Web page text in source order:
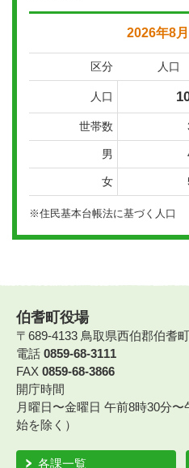
2026年8
区分 人口
人口
世帯数
男
女
※住民基本台帳法に基づく人口
伯耆町役場
〒689-4133 鳥取県西伯郡伯耆
電話 0859-68-3111
FAX 0859-68-3866
開庁時間
月曜日〜金曜日 午前8時30分
始を除く）
各課一覧